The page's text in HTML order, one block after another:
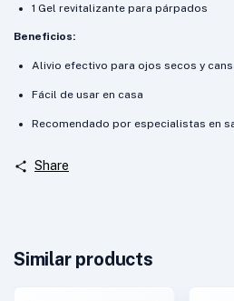
1 Gel revitalizante para párpados
Beneficios:
Alivio efectivo para ojos secos y
Fácil de usar en casa
Recomendado por especialistas en
Share
Similar products